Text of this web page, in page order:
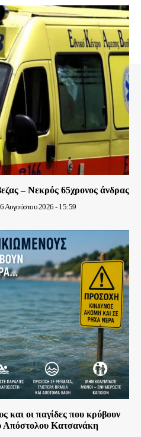
– Νεκρός 65χρονος άνδρας
Αυγούστου 2026 - 15:59
και οι παγίδες που κρύβουν
Απόστολου Κατσανάκη